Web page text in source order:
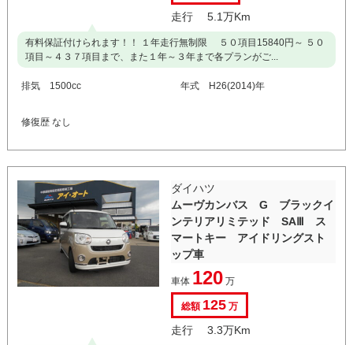
走行 5.1万Km
有料保証付けられます！！ １年走行無制限 ５０項目15840円～ ５０
項目～４３７項目まで、また１年～３年まで各プランがご...
排気 1500cc 年式 H26(2014)年
修復歴 なし
ダイハツ
ムーヴカンバス G ブラックイ
ンテリアリミテッド SAⅢ ス
マートキー アイドリングスト
ップ車
車体 120万
総額 125万
走行 3.3万Km